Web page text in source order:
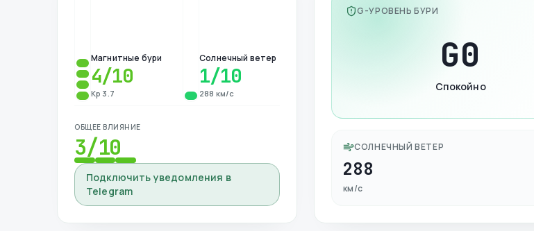
Магнитные бури
4/10
Kp 3.7
Солнечный ветер
1/10
288 км/с
ОБЩЕЕ ВЛИЯНИЕ
3/10
Подключить уведомления в
Telegram
G-УРОВЕНЬ БУРИ
G0
Спокойно
СОЛНЕЧНЫЙ ВЕТЕР
288
км/с